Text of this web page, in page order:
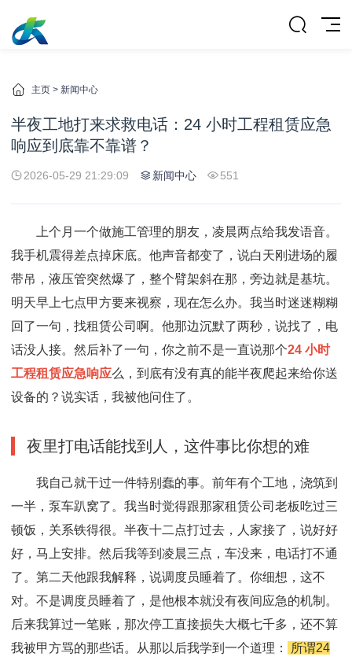
主页 > 新闻中心
半夜工地打来求救电话：24 小时工程租赁应急
响应到底靠不靠谱？
2026-05-29 21:29:09 新闻中心 551
上个月一个做施工管理的朋友，凌晨两点给我发语音。
我手机震得差点掉床底。他声音都变了，说白天刚进场的履
带吊，液压管突然爆了，整个臂架斜在那，旁边就是基坑。
明天早上七点甲方要来视察，现在怎么办。我当时迷迷糊糊
回了一句，找租赁公司啊。他那边沉默了两秒，说找了，电
话没人接。然后补了一句，你之前不是一直说那个24 小时
工程租赁应急响应么，到底有没有真的能半夜爬起来给你送
设备的？说实话，我被他问住了。
夜里打电话能找到人，这件事比你想的难
我自己就干过一件特别蠢的事。前年有个工地，浇筑到
一半，泵车趴窝了。我当时觉得跟那家租赁公司老板吃过三
顿饭，关系铁得很。半夜十二点打过去，人家接了，说好好
好，马上安排。然后我等到凌晨三点，车没来，电话打不通
了。第二天他跟我解释，说调度员睡着了。你细想，这不
对。不是调度员睡着了，是他根本就没有夜间应急的机制。
后来我算过一笔账，那次停工直接损失大概七千多，还不算
我被甲方骂的那些话。从那以后我学到一个道理：
所谓24